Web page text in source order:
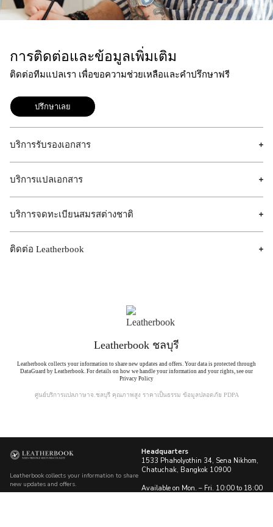
การติดต่อและข้อมูลเพิ่มเติม
ติดต่อทีมแปลเรา เพื่อขอความช่วยเหลือและคำปรึกษาฟรี
ปรึกษาเลย
บริการรับรองเอกสาร
บริการแปลเอกสาร
บริการจดทะเบียนสมรสต่างชาติ
ติดต่อ Leatherbook
Leatherbook ชลบุรี
Leatherbook collects your information to share new updates and offers. Your data is protected through
DataGuard by Leatherbook. For details on how we handle your information and your rights, see our
Privacy Policy
ศูนย์บริการแปลภาษาจ.ชลบุรี คุณภาพสูง ราคาเป็นธรรม ข้อมูลปลอดภัย PDPA
Leatherbook collects your information to share
new updates and offers.
Headquarters
1533 Phaholyothin 34, Sena Nikhom,
Chatuchak, Bangkok 10900
Available on Mon. – Fri. 10:00 to 18:00